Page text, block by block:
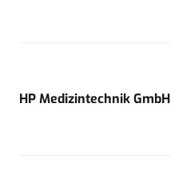
HP Medizintechnik GmbH